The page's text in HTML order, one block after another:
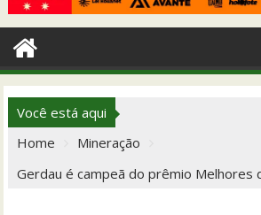
Você está aqui
Home
Mineração
Gerdau é campeã do prêmio Melhores